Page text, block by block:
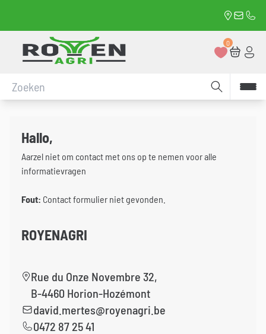
Rue du
Retour à la page d'accueil
0
Hallo,
Aarzel niet om contact met ons op te nemen voor alle
informatievragen
Fout: Contact formulier niet gevonden.
ROYENAGRI
Rue du Onze Novembre 32,
B-4460 Horion-Hozémont
david.mertes@royenagri.be
0472 87 25 41